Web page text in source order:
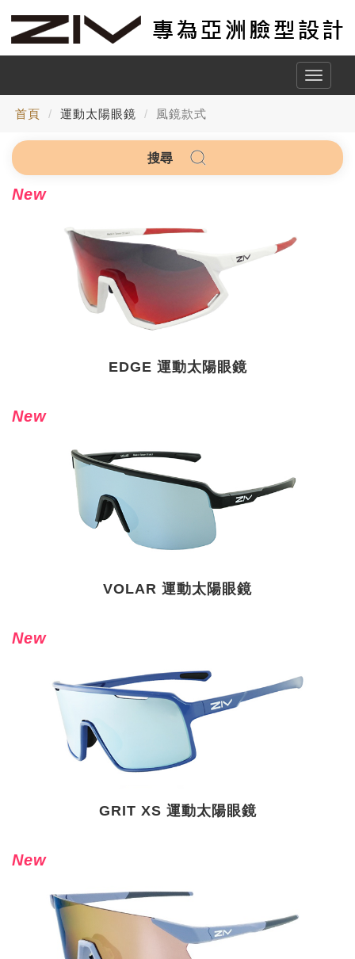
Toggle
首頁 運動太陽眼鏡 風鏡款式
搜尋
New
EDGE 運動太陽眼鏡
New
VOLAR 運動太陽眼鏡
New
GRIT XS 運動太陽眼鏡
New